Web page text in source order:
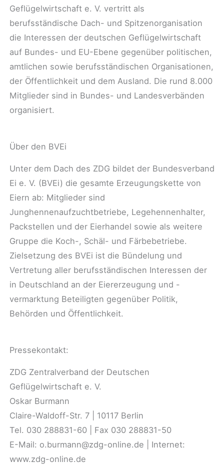
Geflügelwirtschaft e. V. vertritt als
berufsständische Dach- und Spitzenorganisation
die Interessen der deutschen Geflügelwirtschaft
auf Bundes- und EU-Ebene gegenüber politischen,
amtlichen sowie berufsständischen Organisationen,
der Öffentlichkeit und dem Ausland. Die rund 8.000
Mitglieder sind in Bundes- und Landesverbänden
organisiert.
Über den BVEi
Unter dem Dach des ZDG bildet der Bundesverband
Ei e. V. (BVEi) die gesamte Erzeugungskette von
Eiern ab: Mitglieder sind
Junghennenaufzuchtbetriebe, Legehennenhalter,
Packstellen und der Eierhandel sowie als weitere
Gruppe die Koch-, Schäl- und Färbebetriebe.
Zielsetzung des BVEi ist die Bündelung und
Vertretung aller berufsständischen Interessen der
in Deutschland an der Eiererzeugung und -
vermarktung Beteiligten gegenüber Politik,
Behörden und Öffentlichkeit.
Pressekontakt:
ZDG Zentralverband der Deutschen
Geflügelwirtschaft e. V.
Oskar Burmann
Claire-Waldoff-Str. 7 | 10117 Berlin
Tel. 030 288831-60 | Fax 030 288831-50
E-Mail: o.burmann@zdg-online.de | Internet:
www.zdg-online.de